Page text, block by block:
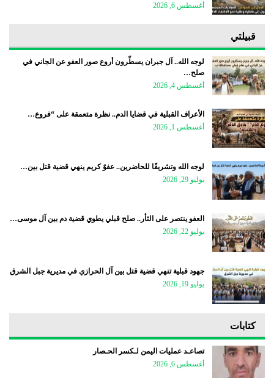
أغسطس 6, 2026
قبيلتي
لوجه الله.. آل جبران يسطّرون أروع صور العفو عن الجاني في
صلح…
أغسطس 4, 2026
الأعراف القبلية في قضايا الدم.. نظرة متعمقة على “فروع…
أغسطس 1, 2026
لوجه الله وتشريفًا للحاضرين.. عفوٌ كريم ينهي قضية قتل بين…
يوليو 29, 2026
العفو ينتصر على الثأر.. صلح قبلي يطوي قضية دم بين آل موسى…
يوليو 22, 2026
جهود قبلية تنهي قضية قتل بين آل الحرازي في مديرية جبل الشرق
يوليو 19, 2026
كتابات
تصاعـد عمليات اليمن لـكسر الحـصار
أغسطس 6, 2026